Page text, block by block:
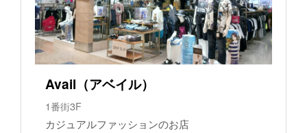
Avail（アベイル）
1番街3F
カジュアルファッションのお店